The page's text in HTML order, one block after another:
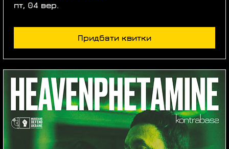
пт, 04 вер.
Придбати квитки